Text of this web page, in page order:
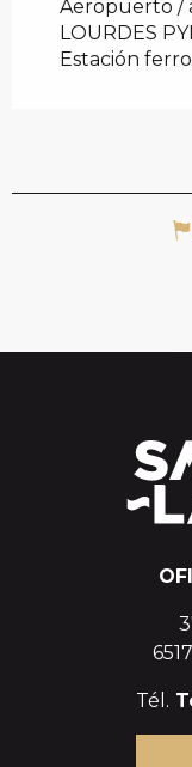
Aeropuerto /
LOURDES
Estación
Tél.